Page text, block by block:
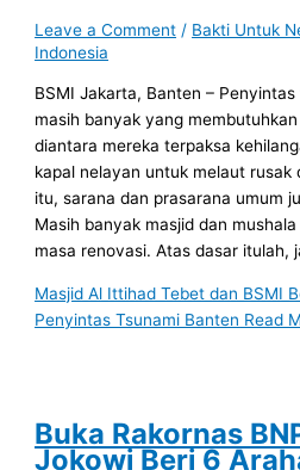
Leave a Comment / Bakti Untuk
Indonesia
BSMI Jakarta, Banten –
masih banyak yang
diantara mereka terpaksa
kapal nelayan untuk melaut
itu, sarana dan prasarana umum
Masih banyak masjid dan
masa renovasi. Atas dasar itulah,
Masjid Al Ittihad Tebet dan BSMI
Penyintas Tsunami Banten Read
Buka Rakornas
Jokowi Beri 6